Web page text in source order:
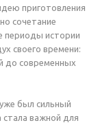
приготовления
сочетание
периоды истории
своего времени:
до современных
был сильный
важной для